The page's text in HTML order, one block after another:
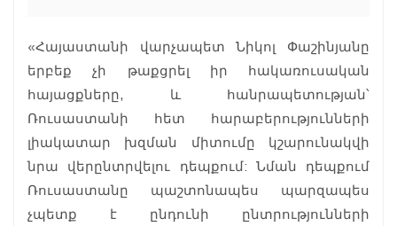
«Հայաստանի վարչապետ Նիկոլ Փաշինյանը
երբեք չի թաքցրել իր հակառուսական
հայացքները, և հանրապետության՝
Ռուսաստանի հետ հարաբերությունների
լիակատար խզման միտումը կշարունակվի
նրա վերընտրվելու դեպքում: Նման դեպքում
Ռուսաստանը պաշտոնապես պարզապես
չպետք է ընդունի ընտրությունների